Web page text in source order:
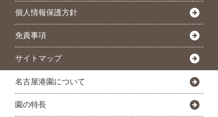
個人情報保護方針
免責事項
サイトマップ
名古屋港園について
園の特長